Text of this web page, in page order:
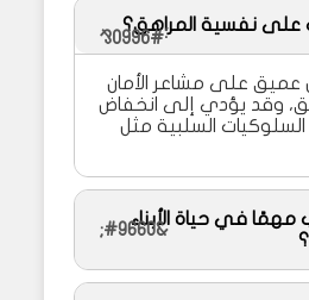
على نفسية المراهق؟
عميق على مشاعر الأمان
وقد يؤدي إلى انخفاض
السلوكيات السلبية مثل
مهمًا في حياة الأبناء